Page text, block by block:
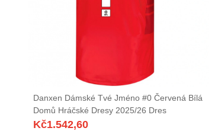
Danxen Dámské Tvé Jméno #0 Červená Bílá
Domů Hráčské Dresy 2025/26 Dres
Kč1.542,60